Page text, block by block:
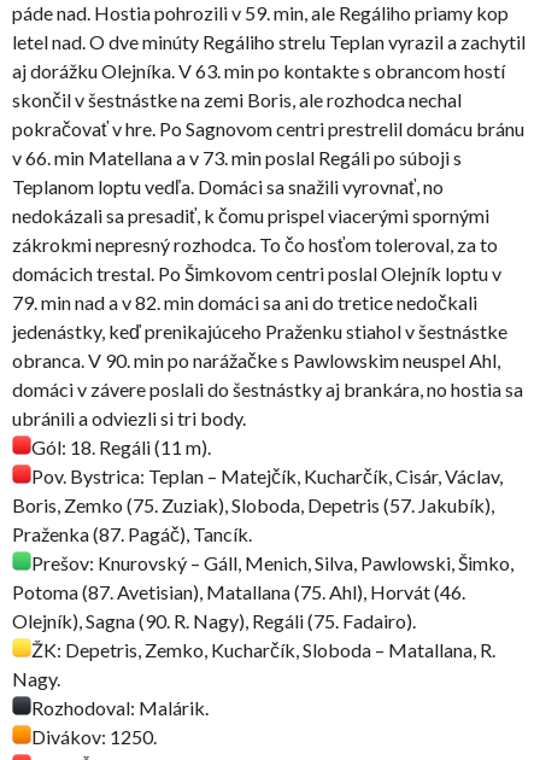
páde nad. Hostia pohrozili v 59. min, ale Regáliho priamy kop
letel nad. O dve minúty Regáliho strelu Teplan vyrazil a zachytil
aj dorážku Olejníka. V 63. min po kontakte s obrancom hostí
skončil v šestnástke na zemi Boris, ale rozhodca nechal
pokračovať v hre. Po Sagnovom centri prestrelil domácu bránu
v 66. min Matellana a v 73. min poslal Regáli po súboji s
Teplanom loptu vedľa. Domáci sa snažili vyrovnať, no
nedokázali sa presadiť, k čomu prispel viacerými spornými
zákrokmi nepresný rozhodca. To čo hosťom toleroval, za to
domácich trestal. Po Šimkovom centri poslal Olejník loptu v
79. min nad a v 82. min domáci sa ani do tretice nedočkali
jedenástky, keď prenikajúceho Praženku stiahol v šestnástke
obranca. V 90. min po narážačke s Pawlowskim neuspel Ahl,
domáci v závere poslali do šestnástky aj brankára, no hostia sa
ubránili a odviezli si tri body.
Gól: 18. Regáli (11 m).
Pov. Bystrica: Teplan – Matejčík, Kucharčík, Cisár, Václav,
Boris, Zemko (75. Zuziak), Sloboda, Depetris (57. Jakubík),
Praženka (87. Pagáč), Tancík.
Prešov: Knurovský – Gáll, Menich, Silva, Pawlowski, Šimko,
Potoma (87. Avetisian), Matallana (75. Ahl), Horvát (46.
Olejník), Sagna (90. R. Nagy), Regáli (75. Fadairo).
ŽK: Depetris, Zemko, Kucharčík, Sloboda – Matallana, R.
Nagy.
Rozhodoval: Malárik.
Divákov: 1250.